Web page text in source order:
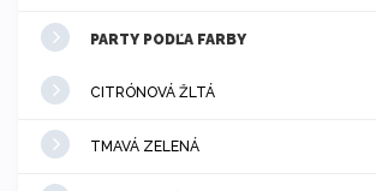
PARTY PODĽA FARBY
CITRÓNOVÁ ŽLTÁ
TMAVÁ ZELENÁ